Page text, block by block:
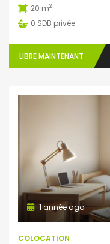
20 m2
0 SDB privée
LIBRE MAINTENANT
1 année ago
COLOCATION